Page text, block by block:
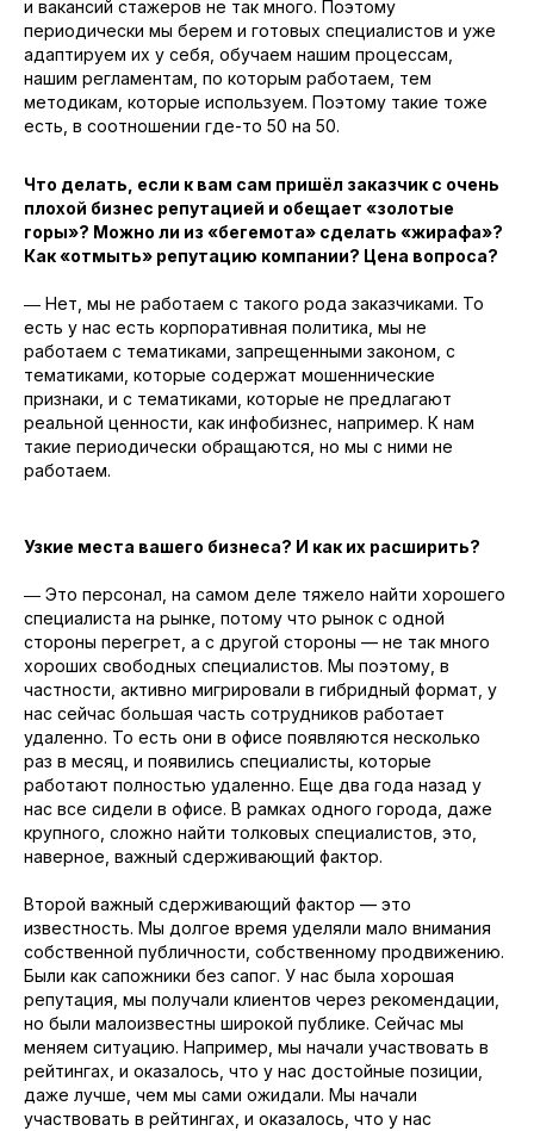
и вакансий стажеров не так много. Поэтому
периодически мы берем и готовых специалистов и уже
адаптируем их у себя, обучаем нашим процессам,
нашим регламентам, по которым работаем, тем
методикам, которые используем. Поэтому такие тоже
есть, в соотношении где-то 50 на 50.
Что делать, если к вам сам пришёл заказчик с очень
плохой бизнес репутацией и обещает «золотые
горы»? Можно ли из «бегемота» сделать «жирафа»?
Как «отмыть» репутацию компании? Цена вопроса?
― Нет, мы не работаем с такого рода заказчиками. То
есть у нас есть корпоративная политика, мы не
работаем с тематиками, запрещенными законом, с
тематиками, которые содержат мошеннические
признаки, и с тематиками, которые не предлагают
реальной ценности, как инфобизнес, например. К нам
такие периодически обращаются, но мы с ними не
работаем.
Узкие места вашего бизнеса? И как их расширить?
― Это персонал, на самом деле тяжело найти хорошего
специалиста на рынке, потому что рынок с одной
стороны перегрет, а с другой стороны — не так много
хороших свободных специалистов. Мы поэтому, в
частности, активно мигрировали в гибридный формат, у
нас сейчас большая часть сотрудников работает
удаленно. То есть они в офисе появляются несколько
раз в месяц, и появились специалисты, которые
работают полностью удаленно. Еще два года назад у
нас все сидели в офисе. В рамках одного города, даже
крупного, сложно найти толковых специалистов, это,
наверное, важный сдерживающий фактор.
Второй важный сдерживающий фактор — это
известность. Мы долгое время уделяли мало внимания
собственной публичности, собственному продвижению.
Были как сапожники без сапог. У нас была хорошая
репутация, мы получали клиентов через рекомендации,
но были малоизвестны широкой публике. Сейчас мы
меняем ситуацию. Например, мы начали участвовать в
рейтингах, и оказалось, что у нас достойные позиции,
даже лучше, чем мы сами ожидали. Мы начали
участвовать в рейтингах, и оказалось, что у нас